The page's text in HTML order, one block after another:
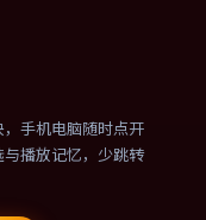
手机电脑随时点开
播放记忆，少跳转